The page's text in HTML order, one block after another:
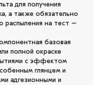
для получения
а также обязательно
распыления на тест –
базовая
полной окраске
с эффектом
глянцем и
адгезионными и